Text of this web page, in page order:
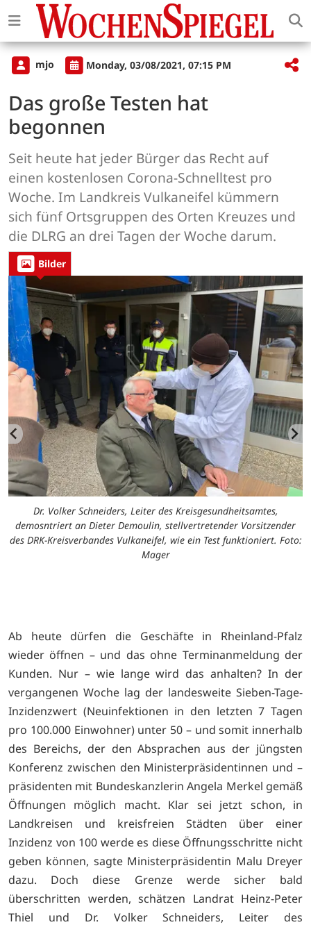
mjo Monday, 03/08/2021, 07:15 PM
Das große Testen hat
begonnen
Seit heute hat jeder Bürger das Recht auf
einen kostenlosen Corona-Schnelltest pro
Woche. Im Landkreis Vulkaneifel kümmern
sich fünf Ortsgruppen des Orten Kreuzes und
die DLRG an drei Tagen der Woche darum.
Bilder
Dr. Volker Schneiders, Leiter des Kreisgesundheitsamtes,
demosntriert an Dieter Demoulin, stellvertretender Vorsitzender
des DRK-Kreisverbandes Vulkaneifel, wie ein Test funktioniert. Foto:
Mager
Ab heute dürfen die Geschäfte in Rheinland-Pfalz
wieder öffnen – und das ohne Terminanmeldung der
Kunden. Nur – wie lange wird das anhalten? In der
vergangenen Woche lag der landesweite Sieben-Tage-
Inzidenzwert (Neuinfektionen in den letzten 7 Tagen
pro 100.000 Einwohner) unter 50 – und somit innerhalb
des Bereichs, der den Absprachen aus der jüngsten
Konferenz zwischen den Ministerpräsidentinnen und –
präsidenten mit Bundeskanzlerin Angela Merkel gemäß
Öffnungen möglich macht. Klar sei jetzt schon, in
Landkreisen und kreisfreien Städten über einer
Inzidenz von 100 werde es diese Öffnungsschritte nicht
geben können, sagte Ministerpräsidentin Malu Dreyer
dazu. Doch diese Grenze werde sicher bald
überschritten werden, schätzen Landrat Heinz-Peter
Thiel und Dr. Volker Schneiders, Leiter des